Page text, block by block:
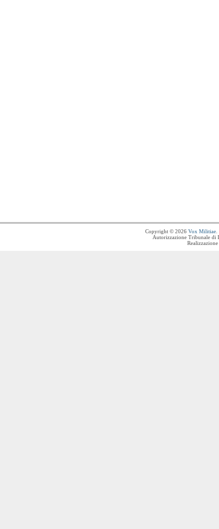
Copyright © 2026 Vox Militiae
Autorizzazione Tribunale di